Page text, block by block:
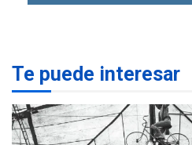
2
para
adultos
Te puede interesar